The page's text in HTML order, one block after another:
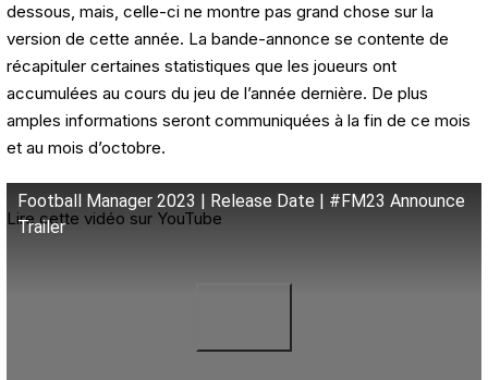
dessous, mais, celle-ci ne montre pas grand chose sur la
version de cette année. La bande-annonce se contente de
récapituler certaines statistiques que les joueurs ont
accumulées au cours du jeu de l’année dernière. De plus
amples informations seront communiquées à la fin de ce mois
et au mois d’octobre.
Football Manager 2023 | Release Date | #FM23 Announce
Trailer
Lire cette vidéo sur YouTube